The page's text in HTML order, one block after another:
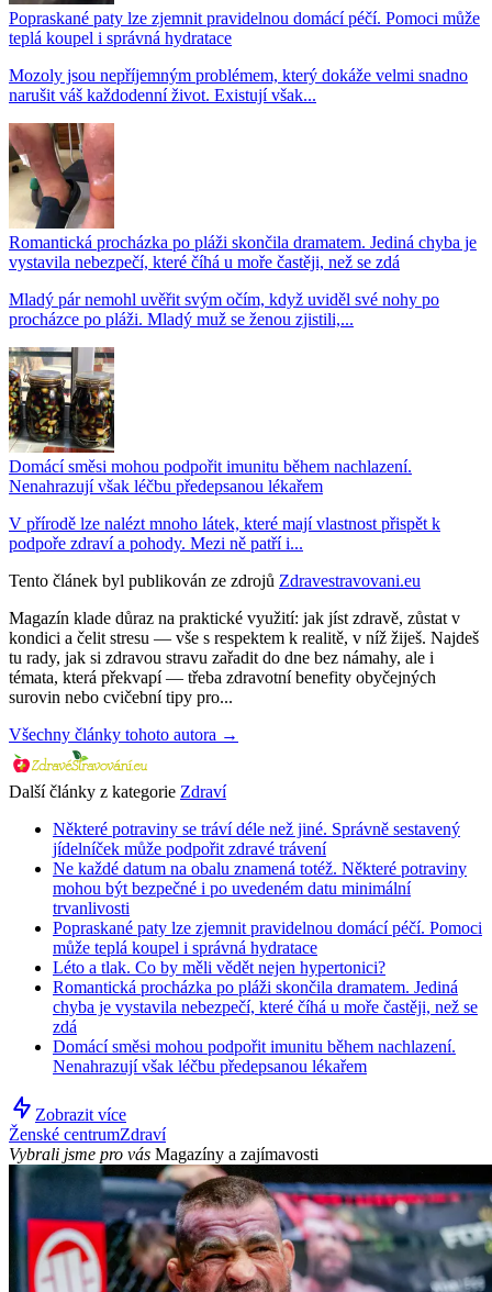
Popraskané paty lze zjemnit pravidelnou domácí péčí. Pomoci může
teplá koupel i správná hydratace
Mozoly jsou nepříjemným problémem, který dokáže velmi snadno
narušit váš každodenní život. Existují však...
Romantická procházka po pláži skončila dramatem. Jediná chyba je
vystavila nebezpečí, které číhá u moře častěji, než se zdá
Mladý pár nemohl uvěřit svým očím, když uviděl své nohy po
procházce po pláži. Mladý muž se ženou zjistili,...
Domácí směsi mohou podpořit imunitu během nachlazení.
Nenahrazují však léčbu předepsanou lékařem
V přírodě lze nalézt mnoho látek, které mají vlastnost přispět k
podpoře zdraví a pohody. Mezi ně patří i...
Tento článek byl publikován ze zdrojů Zdravestravovani.eu
Magazín klade důraz na praktické využití: jak jíst zdravě, zůstat v
kondici a čelit stresu — vše s respektem k realitě, v níž žiješ. Najdeš
tu rady, jak si zdravou stravu zařadit do dne bez námahy, ale i
témata, která překvapí — třeba zdravotní benefity obyčejných
surovin nebo cvičební tipy pro...
Všechny články tohoto autora →
Další články z kategorie Zdraví
Některé potraviny se tráví déle než jiné. Správně sestavený
jídelníček může podpořit zdravé trávení
Ne každé datum na obalu znamená totéž. Některé potraviny
mohou být bezpečné i po uvedeném datu minimální
trvanlivosti
Popraskané paty lze zjemnit pravidelnou domácí péčí. Pomoci
může teplá koupel i správná hydratace
Léto a tlak. Co by měli vědět nejen hypertonici?
Romantická procházka po pláži skončila dramatem. Jediná
chyba je vystavila nebezpečí, které číhá u moře častěji, než se
zdá
Domácí směsi mohou podpořit imunitu během nachlazení.
Nenahrazují však léčbu předepsanou lékařem
Zobrazit více
Ženské centrumZdraví
Vybrali jsme pro vás Magazíny a zajímavosti